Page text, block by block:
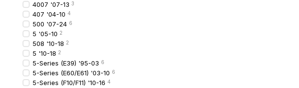
4007 '07-13 3
407 '04-10 4
500 '07-24 6
5 '05-10 2
508 '10-18 2
5 '10-18 2
5-Series (E39) '95-03 6
5-Series (E60/E61) '03-10 6
5-Series (F10/F11) '10-16 4